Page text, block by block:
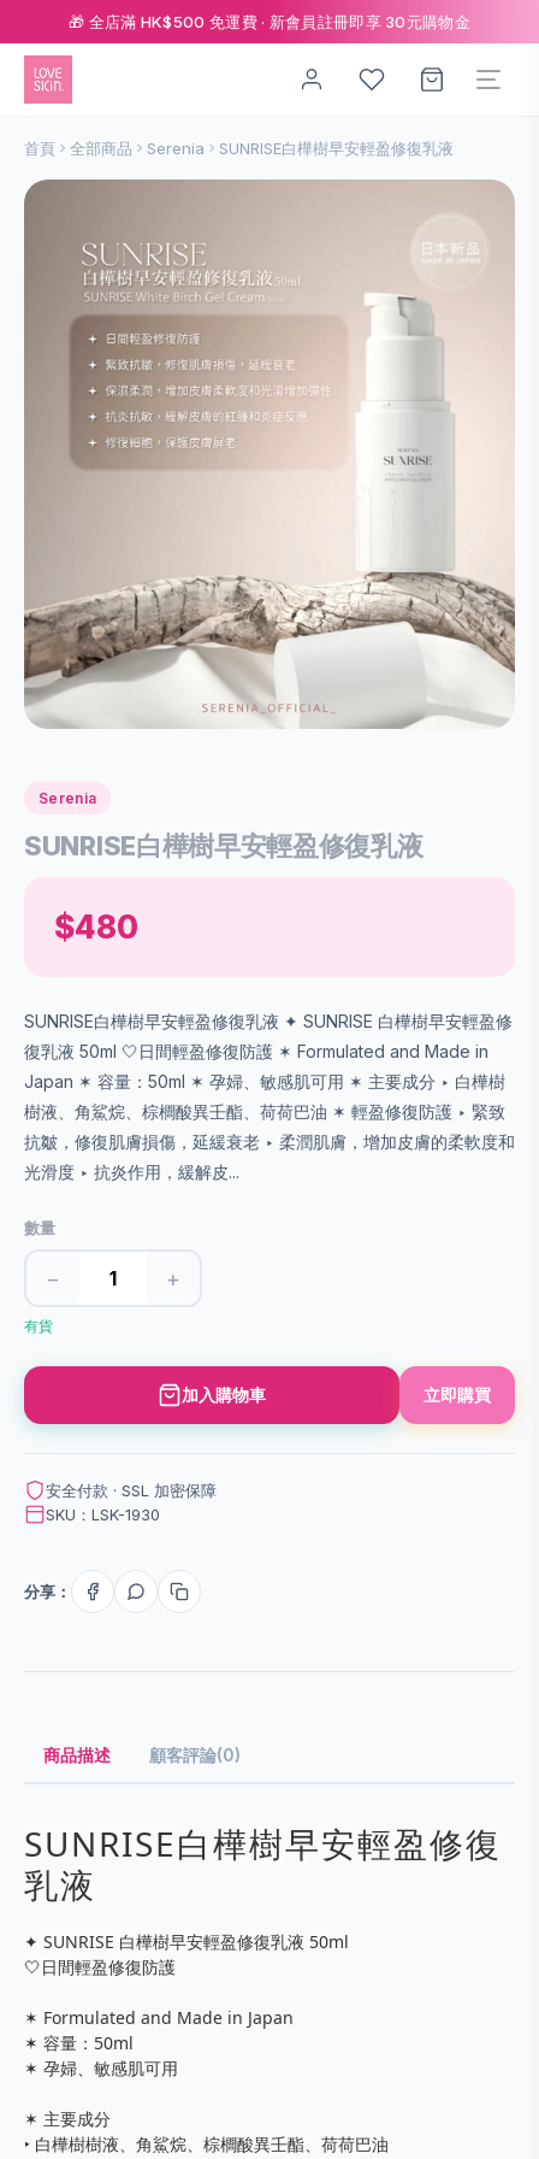
🎁 全店滿 HK$500 免運費 · 新會員註冊即享 30元購物金
首頁 全部商品 Serenia SUNRISE白樺樹早安輕盈修復乳液
Serenia
SUNRISE白樺樹早安輕盈修復乳液
$480
SUNRISE白樺樹早安輕盈修復乳液 ✦ SUNRISE 白樺樹早安輕盈修
復乳液 50ml 🤍日間輕盈修復防護 ✶ Formulated and Made in
Japan ✶ 容量：50ml ✶ 孕婦、敏感肌可用 ✶ 主要成分 ‣ 白樺樹
樹液、角鯊烷、棕櫚酸異壬酯、荷荷巴油 ✶ 輕盈修復防護 ‣ 緊致
抗皺，修復肌膚損傷，延緩衰老 ‣ 柔潤肌膚，增加皮膚的柔軟度和
光滑度 ‣ 抗炎作用，緩解皮...
數量
− +
有貨
加入購物車 立即購買
安全付款 · SSL 加密保障
SKU：LSK-1930
分享：
商品描述 顧客評論(0)
SUNRISE白樺樹早安輕盈修復
乳液
✦ SUNRISE 白樺樹早安輕盈修復乳液 50ml
🤍日間輕盈修復防護
✶ Formulated and Made in Japan
✶ 容量：50ml
✶ 孕婦、敏感肌可用
✶ 主要成分
‣ 白樺樹樹液、角鯊烷、棕櫚酸異壬酯、荷荷巴油